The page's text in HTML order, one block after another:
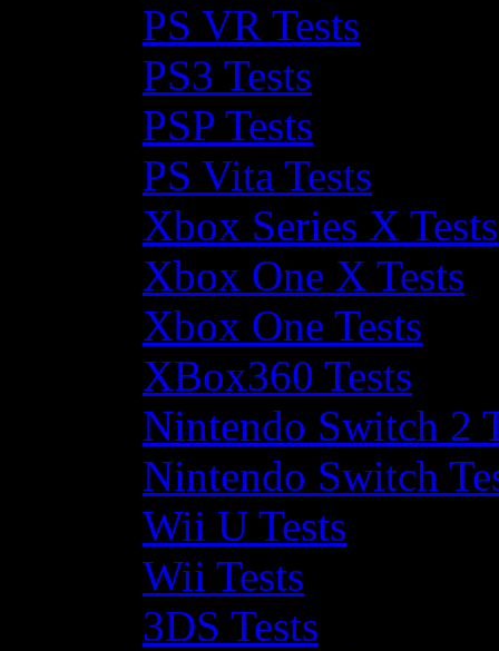
PS VR Tests
PS3 Tests
PSP Tests
PS Vita Tests
Xbox Series X Tests
Xbox One X Tests
Xbox One Tests
XBox360 Tests
Nintendo Switch 2
Nintendo Switch
Wii U Tests
Wii Tests
3DS Tests